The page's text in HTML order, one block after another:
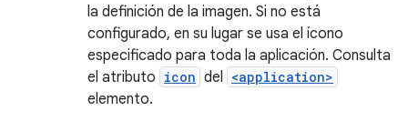
la definición de la imagen. Si no está
configurado, en su lugar se usa el ícono
especificado para toda la aplicación. Consulta
el atributo icon del <application>
elemento.